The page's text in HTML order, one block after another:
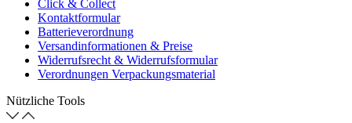
Click & Collect
Kontaktformular
Batterieverordnung
Versandinformationen & Preise
Widerrufsrecht & Widerrufsformular
Verordnungen Verpackungsmaterial
Nützliche Tools